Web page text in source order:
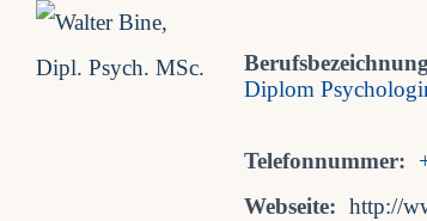
Diplom
Telefonnummer:
Webseite: http://